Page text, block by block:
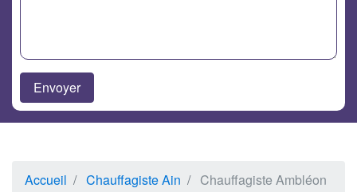
Accueil Chauffagiste Ain Chauffagiste Ambléon